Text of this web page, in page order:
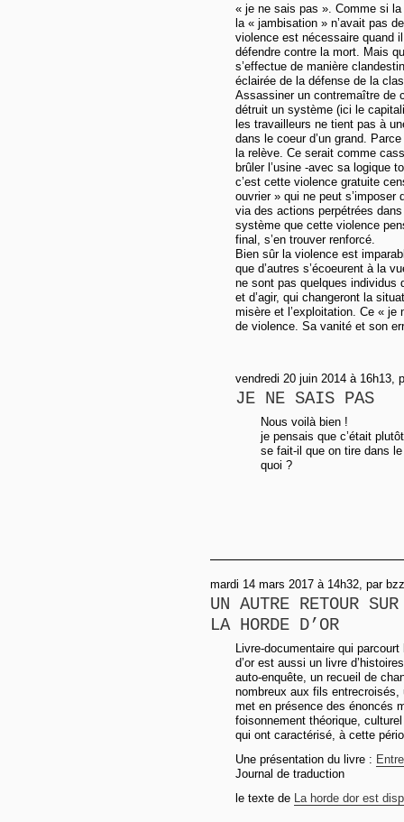
« je ne sais pas ». Comme si
la « jambisation » n’avait pas
violence est nécessaire quand
défendre contre la mort. Mais
s’effectue de manière
éclairée de la défense de la
Assassiner un contremaître de
détruit un système (ici le
les travailleurs ne tient pas à
dans le coeur d’un grand.
la relève. Ce serait comme
brûler l’usine -avec sa logique
c’est cette violence gratuite
ouvrier » qui ne peut
via des actions perpétrées
système que cette violence
final, s’en trouver renforcé.
Bien sûr la violence est
que d’autres s’écoeurent à la
ne sont pas quelques individus
et d’agir, qui changeront la
misère et l’exploitation. Ce « je
de violence. Sa vanité et son
vendredi 20 juin 2014 à 16h13,
JE NE SAIS PAS
Nous voilà bien !
je pensais que c’était
se fait-il que on tire dans
quoi ?
mardi 14 mars 2017 à 14h32, par
UN AUTRE RETOUR
LA HORDE D’OR
Livre-documentaire qui
d’or est aussi un livre
auto-enquête, un recueil de
nombreux aux fils
met en présence des énoncés
foisonnement théorique,
qui ont caractérisé, à cette
Une présentation du livre :
Journal de traduction
le texte de La horde dor est